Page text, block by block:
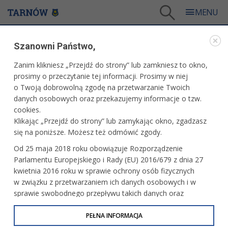
FORUM GOSPODARCZE 2022
Forum Gospodarcze, które odbędzie się w dniach
Szanowni Państwo,
Zanim klikniesz „Przejdź do strony” lub zamkniesz to okno,
prosimy o przeczytanie tej informacji. Prosimy w niej
o Twoją dobrowolną zgodę na przetwarzanie Twoich
danych osobowych oraz przekazujemy informacje o tzw.
cookies.
Klikając „Przejdź do strony” lub zamykając okno, zgadzasz
się na poniższe. Możesz też odmówić zgody.
Od 25 maja 2018 roku obowiązuje Rozporządzenie
Parlamentu Europejskiego i Rady (EU) 2016/679 z dnia 27
kwietnia 2016 roku w sprawie ochrony osób fizycznych
w związku z przetwarzaniem ich danych osobowych i w
sprawie swobodnego przepływu takich danych oraz
uchylenia dyrektywy 95/46/WE (określane jako RODO, GDPR
lub Ogólne Rozporządzenie o Ochronie Danych
PEŁNA INFORMACJA